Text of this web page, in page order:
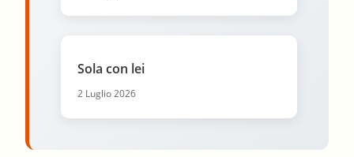
Sola con lei
2 Luglio 2026